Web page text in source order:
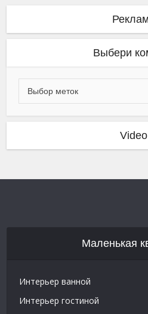
Выбери
Video
Маленькая
Интерьер ванной
Интерьер гостиной